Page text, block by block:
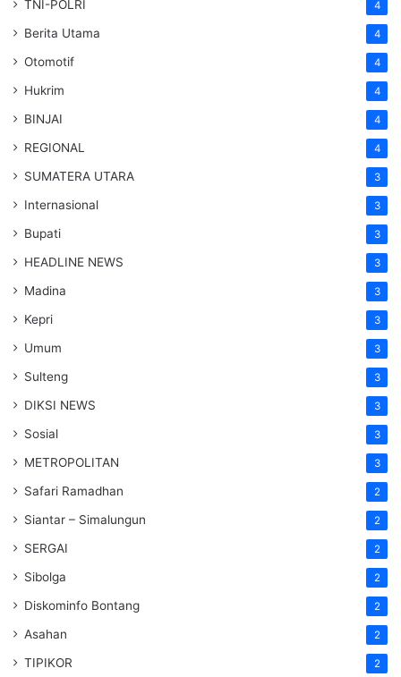
TNI-POLRI 4
Berita Utama 4
Otomotif 4
Hukrim 4
BINJAI 4
REGIONAL 4
SUMATERA UTARA 3
Internasional 3
Bupati 3
HEADLINE NEWS 3
Madina 3
Kepri 3
Umum 3
Sulteng 3
DIKSI NEWS 3
Sosial 3
METROPOLITAN 3
Safari Ramadhan 2
Siantar – Simalungun 2
SERGAI 2
Sibolga 2
Diskominfo Bontang 2
Asahan 2
TIPIKOR 2